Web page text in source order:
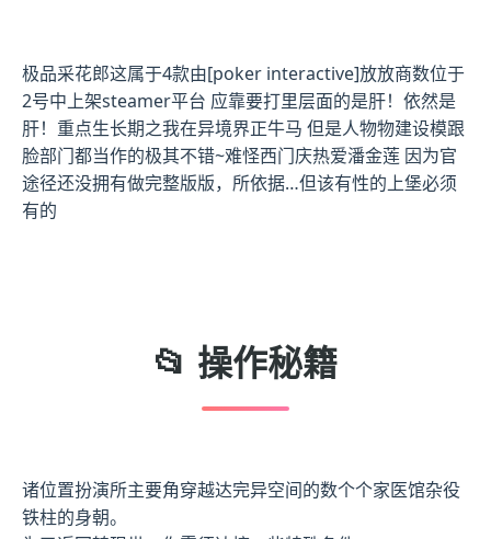
极品采花郎这属于4款由[poker interactive]放放商数位于
2号中上架steamer平台 应靠要打里层面的是肝！依然是
肝！重点生长期之我在异境界正牛马 但是人物物建设模跟
脸部门都当作的极其不错~难怪西门庆热爱潘金莲 因为官
途径还没拥有做完整版版，所依据…但该有性的上堡必须
有的
📂 操作秘籍
诸位置扮演所主要角穿越达完异空间的数个个家医馆杂役
铁柱的身朝。